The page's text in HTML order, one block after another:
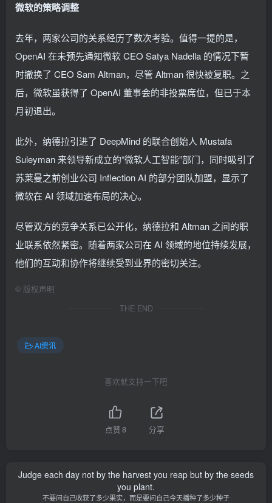
微软的策略调整
去年，两家公司的关系经历了数次考验。值得一提的是，
OpenAI 在未预先通知微软 CEO Satya Nadella 的情况下暂
时撤换了 CEO Sam Altman，尽管 Altman 很快被复职。之
后，微软虽获得了 OpenAI 董事会的非投票席位，但已于本
月初退出。
此外，纳德拉引进了 DeepMind 的联合创始人 Mustafa
Suleyman 来领导新成立的“微软人工智能”部门，同时吸引了
苏莱曼之前创业公司 Inflection AI 的部分团队加盟，显示了
微软在 AI 领域加速布局的决心。
尽管双方的竞争关系已公开化，纳德拉和 Altman 之间的职
业联系依然紧密。随着两家公司在 AI 领域的地位持续发展，
他们的互动和协作将继续受到业界的密切关注。
© 版权声明
THE END
AI资讯
喜欢就支持一下吧
点赞8 分享
Judge each day not by the harvest you reap but by the seeds
you plant.
不要问自己收获了多少果实，而是要问自己今天播种了多少种子